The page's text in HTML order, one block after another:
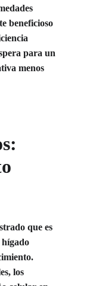
beneficioso
para un
menos
que es
hígado
los